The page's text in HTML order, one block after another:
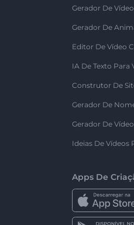
Gerador De
Gerador De
Editor De Vídeo
IA De Texto Para
Construtor De
Gerador De
Gerador De
Ideias De Vídeos
Apps De